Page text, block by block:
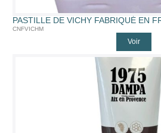
PASTILLE DE VICHY FABRIQUÉ EN
CNFVICHM
Voir